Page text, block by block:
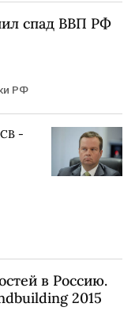
спад ВВП РФ
РФ
-
в Россию.
2015